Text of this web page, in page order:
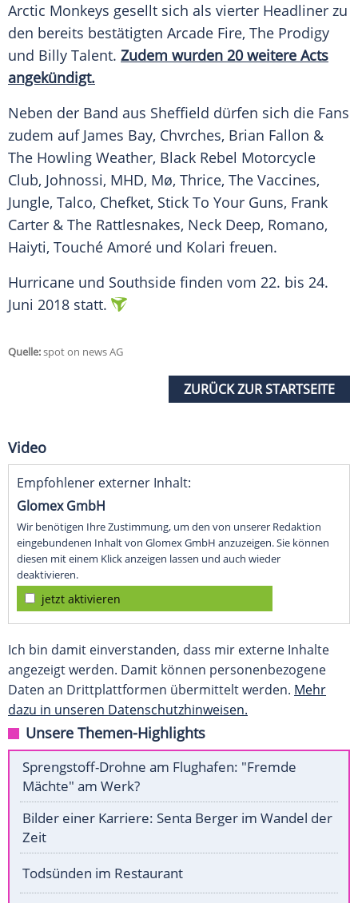
Arctic Monkeys gesellt sich als vierter Headliner zu
den bereits bestätigten Arcade Fire, The Prodigy
und Billy Talent. Zudem wurden 20 weitere Acts
angekündigt.
Neben der Band aus Sheffield dürfen sich die Fans
zudem auf James Bay, Chvrches, Brian Fallon &
The Howling Weather, Black Rebel Motorcycle
Club, Johnossi, MHD, Mø, Thrice, The Vaccines,
Jungle, Talco, Chefket, Stick To Your Guns, Frank
Carter & The Rattlesnakes, Neck Deep, Romano,
Haiyti, Touché Amoré und Kolari freuen.
Hurricane und Southside finden vom 22. bis 24.
Juni 2018 statt.
Quelle:spot on news AG
ZURÜCK ZUR STARTSEITE
Video
Empfohlener externer Inhalt:
Glomex GmbH
Wir benötigen Ihre Zustimmung, um den von unserer Redaktion
eingebundenen Inhalt von Glomex GmbH anzuzeigen. Sie können
diesen mit einem Klick anzeigen lassen und auch wieder
deaktivieren.
jetzt aktivieren
Ich bin damit einverstanden, dass mir externe Inhalte
angezeigt werden. Damit können personenbezogene
Daten an Drittplattformen übermittelt werden. Mehr
dazu in unseren Datenschutzhinweisen.
Unsere Themen-Highlights
Sprengstoff-Drohne am Flughafen: "Fremde
Mächte" am Werk?
Bilder einer Karriere: Senta Berger im Wandel der
Zeit
Todsünden im Restaurant